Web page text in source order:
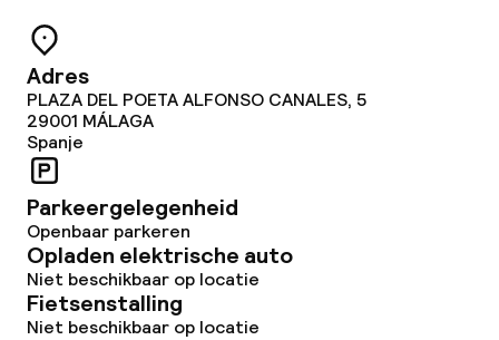
Adres
PLAZA DEL POETA ALFONSO CANALES, 5
29001 MÁLAGA
Spanje
Parkeergelegenheid
Openbaar parkeren
Opladen elektrische auto
Niet beschikbaar op locatie
Fietsenstalling
Niet beschikbaar op locatie